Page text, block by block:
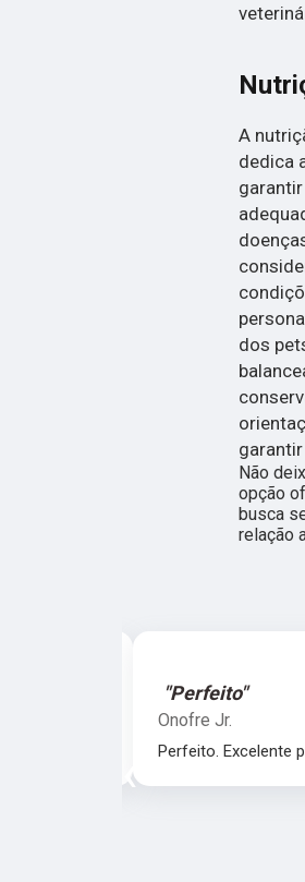
A
dedica
dos
Não
opção
busca
relação
"Perfeito"
Onofre Jr.
Perfeito. Excelente
‹